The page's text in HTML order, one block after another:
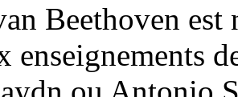
Beethoven est
enseignements